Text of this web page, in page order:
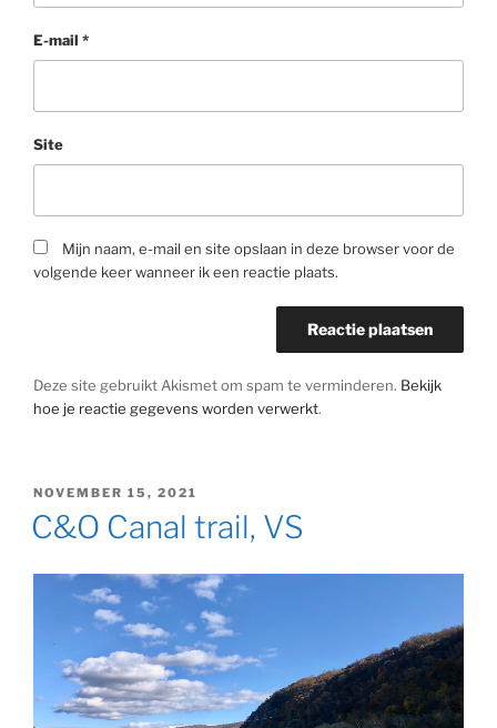
E-mail *
Site
Mijn naam, e-mail en site opslaan in deze browser voor de
volgende keer wanneer ik een reactie plaats.
Deze site gebruikt Akismet om spam te verminderen. Bekijk
hoe je reactie gegevens worden verwerkt.
GEPLAATST
OP
NOVEMBER 15, 2021
C&O Canal trail, VS